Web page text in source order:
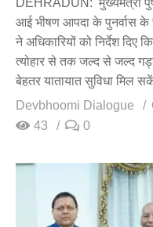
आई भीषण आपदा के पुनर्वास
ने अधिकारियों को निर्देश दिए
त्योहार से तक जल्द से जल्द
बेहतर यातायात सुविधा मिल
Devbhoomi Dialogue
43
0